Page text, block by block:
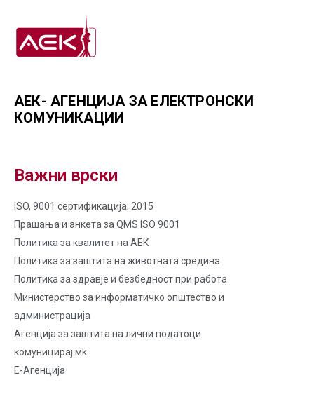
АЕК- АГЕНЦИЈА ЗА ЕЛЕКТРОНСКИ
КОМУНИКАЦИИ
Важни врски
ISO, 9001 сертификација; 2015
Прашања и анкета за QMS ISO 9001
Политика за квалитет на AЕК
Политика за заштита на животната средина
Политика за здравје и безбедност при работа
Министерство за информатичко општество и
администрација
Агенција за заштита на лични податоци
комуницирај.мk
Е-Агенција